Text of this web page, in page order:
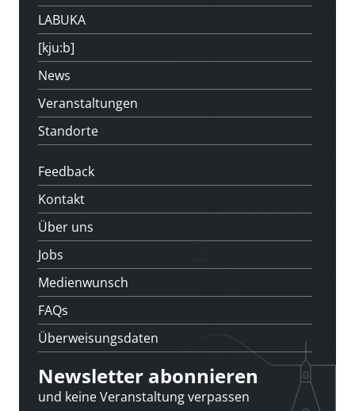
LABUKA
[kju:b]
News
Veranstaltungen
Standorte
Feedback
Kontakt
Über uns
Jobs
Medienwunsch
FAQs
Überweisungsdaten
Newsletter abonnieren
und keine Veranstaltung verpassen